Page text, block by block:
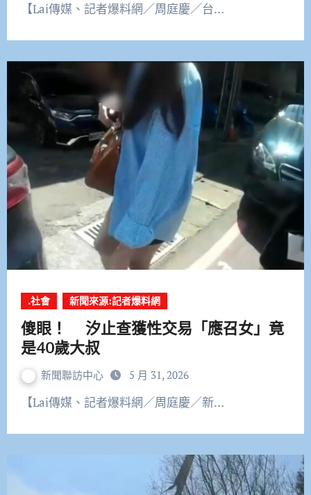
【Lai傳媒、記者爆料網／周庭慶／台…
.社會 新聞來源:記者爆料網
傻眼！ 汐止查獲性交易「應召女」竟
是40歲大叔
新聞聯訪中心 5 月 31, 2026
【Lai傳媒、記者爆料網／周庭慶／新…